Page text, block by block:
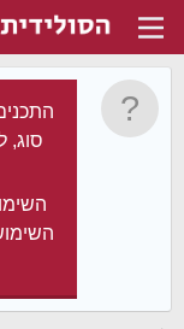
סוג,